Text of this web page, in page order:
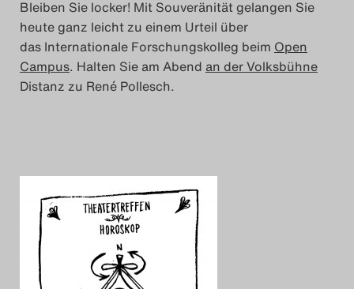
Search
Bleiben Sie locker! Mit Souveränität gelangen Sie
heute ganz leicht zu einem Urteil über
das Internationale Forschungskolleg beim Open
Campus. Halten Sie am Abend an der Volksbühne
Distanz zu René Pollesch.